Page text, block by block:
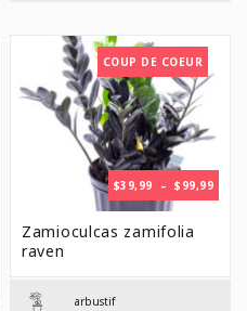
COUP DE COEUR
$39,99 – $ 99,99
DE
Zamioculcas zamifolia
raven
arbustif